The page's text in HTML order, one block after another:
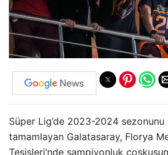
Süper Lig’de 2023-2024
tamamlayan Galatasaray, Florya
Tesisleri’nde şampiyonluk